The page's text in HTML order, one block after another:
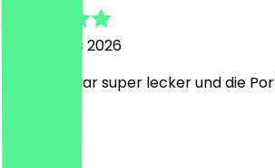
5 augustus 2026
Die Bowl war super lecker und die